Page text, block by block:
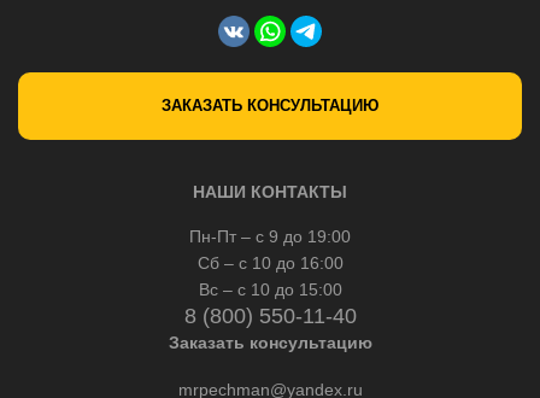
ЗАКАЗАТЬ КОНСУЛЬТАЦИЮ
НАШИ КОНТАКТЫ
Пн-Пт – с 9 до 19:00
Сб – с 10 до 16:00
Вс – с 10 до 15:00
8 (800) 550-11-40
Заказать консультацию
mrpechman@yandex.ru